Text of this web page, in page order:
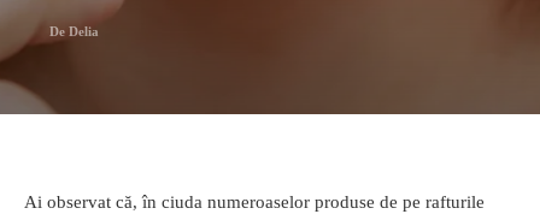
De Delia
Ai observat că, în ciuda numeroaselor produse de pe rafturile